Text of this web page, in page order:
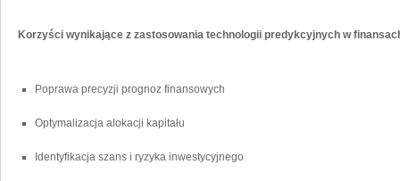
Korzyści wynikające z zastosowania technologii predykcyjnych w
Poprawa precyzji prognoz ⁤finansowych
Optymalizacja alokacji kapitału
Identyfikacja szans i ryzyka inwestycyjnego